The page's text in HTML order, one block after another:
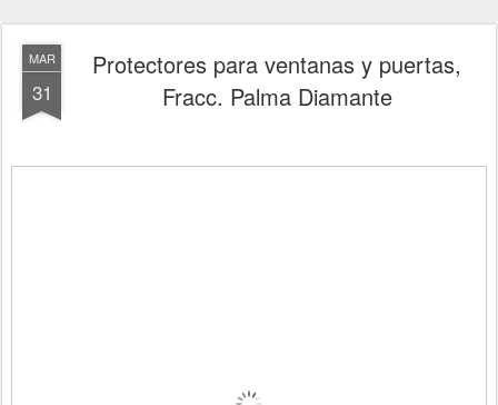
MAR
31
Protectores para ventanas y puertas,
Fracc. Palma Diamante